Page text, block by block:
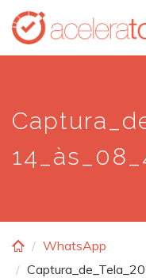
Skip
main
WhatsApp